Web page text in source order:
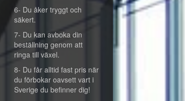
6- Du åker tryggt och
säkert.
7- Du kan avboka din
beställning genom att
ringa till växel.
8- Du får alltid fast pris när
du förbokar oavsett vart i
Sverige du befinner dig!